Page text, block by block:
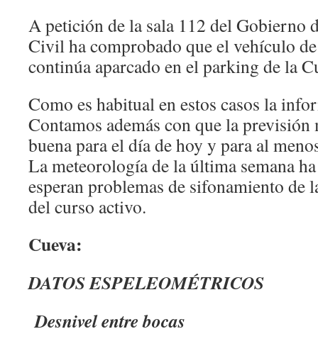
A petición de la sala 112 del Gobierno
Civil ha comprobado que el vehículo
continúa aparcado en el parking de la
Como es habitual en estos casos la
Contamos además con que la previsión
buena para el día de hoy y para al
La meteorología de la última semana
esperan problemas de sifonamiento de
del curso activo.
Cueva:
DATOS ESPELEOMÉTRICOS
Desnivel entre bocas